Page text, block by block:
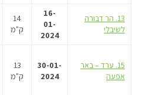
13. הר דבורה
לשיבלי
16-
01-
2024
14
ק"מ
15. ערד – באר
אפעה
30-01-
2024
13
ק"מ